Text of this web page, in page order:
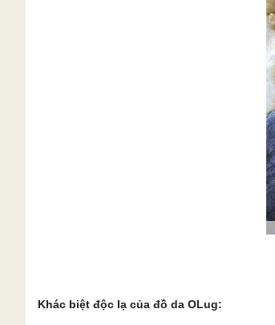
Khác biệt độc lạ của đồ da OLug: